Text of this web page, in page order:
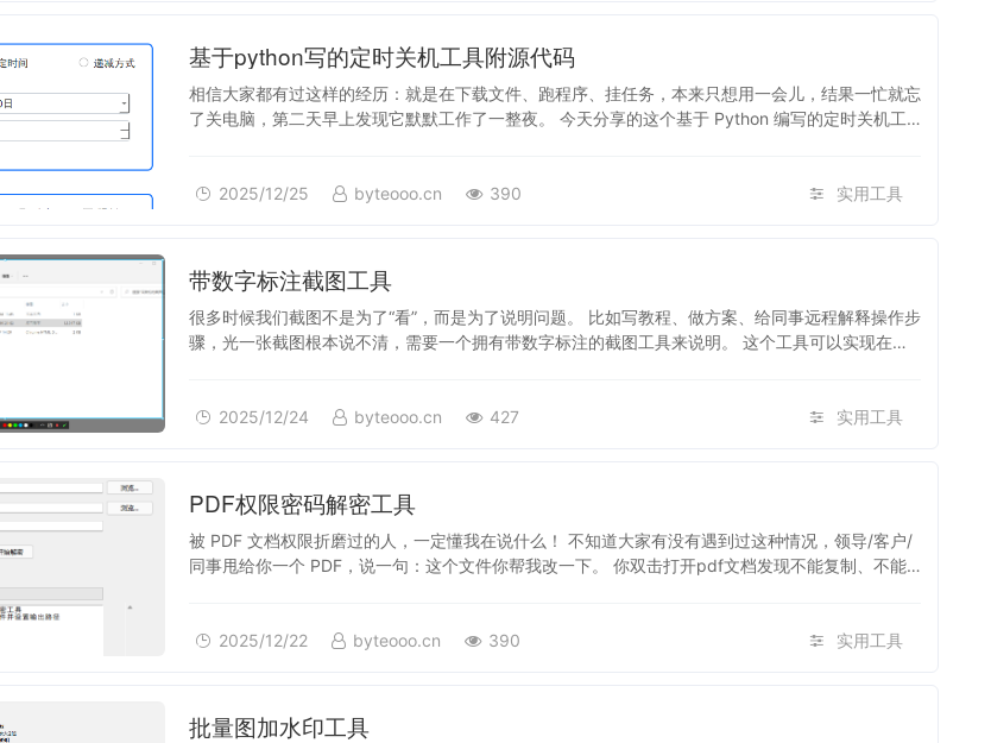
2025/12/25
基于python写的定时关机工具附源代码
相信大家都有过这样的经历：就是在下载文件、跑程序、挂任务，本来只想用一会儿，结果一忙就忘
了关电脑，第二天早上发现它默默工作了一整夜。 今天分享的这个基于 Python 编写的定时关机工
实用工具
2025/12/25 byteooo.cn 390
2025/12/24
带数字标注截图工具
很多时候我们截图不是为了“看”，而是为了说明问题。 比如写教程、做方案、给同事远程解释操作步
骤，光一张截图根本说不清，需要一个拥有带数字标注的截图工具来说明。 这个工具可以实现在截
实用工具
2025/12/24 byteooo.cn 427
2025/12/22
PDF权限密码解密工具
被 PDF 文档权限折磨过的人，一定懂我在说什么！ 不知道大家有没有遇到过这种情况，领导/客户/
同事甩给你一个 PDF，说一句：这个文件你帮我改一下。 你双击打开pdf文档发现不能复制、不能
实用工具
2025/12/22 byteooo.cn 390
2025/12/21
批量图加水印工具